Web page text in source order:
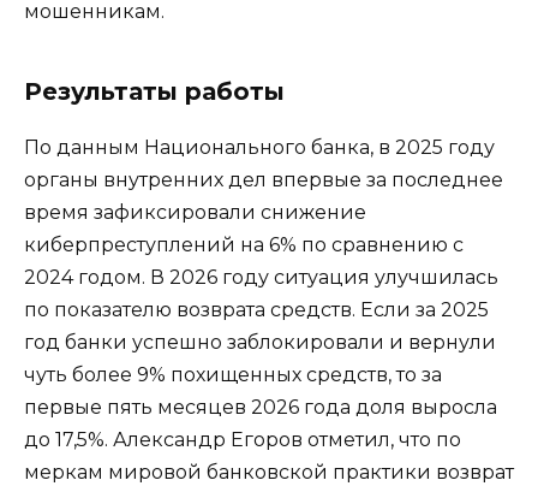
мошенникам.
Результаты работы
По данным Национального банка, в 2025 году
органы внутренних дел впервые за последнее
время зафиксировали снижение
киберпреступлений на 6% по сравнению с
2024 годом. В 2026 году ситуация улучшилась
по показателю возврата средств. Если за 2025
год банки успешно заблокировали и вернули
чуть более 9% похищенных средств, то за
первые пять месяцев 2026 года доля выросла
до 17,5%. Александр Егоров отметил, что по
меркам мировой банковской практики возврат